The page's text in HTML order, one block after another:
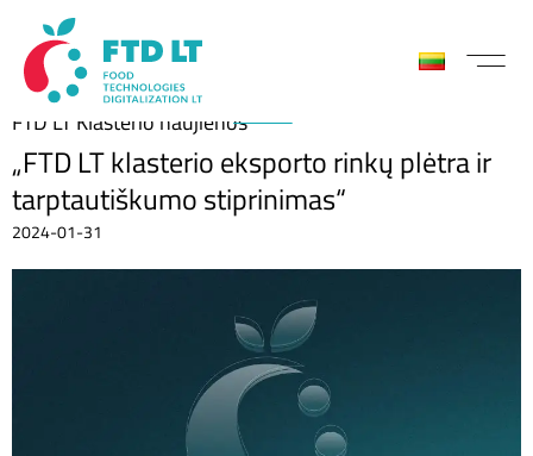
FTD LT Klasterio naujienos
„FTD LT klasterio eksporto rinkų plėtra ir
tarptautiškumo stiprinimas“
2024-01-31